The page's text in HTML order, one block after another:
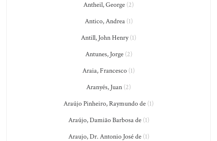
Antheil, George (2)
Antico, Andrea(1)
Antill, John Henry(1)
Antunes, Jorge(2)
Araia, Francesco (1)
Aranyés, Juan (2)
Araújo Pinheiro, Raymundo de (1)
Araújo, Damião Barbosa de(1)
Araujo, Dr. Antonio José de(1)